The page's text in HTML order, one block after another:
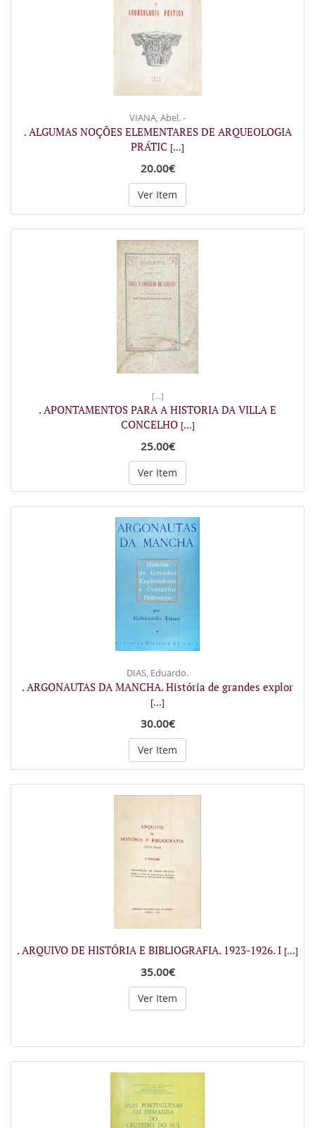
VIANA, Abel. -
. ALGUMAS NOÇÕES ELEMENTARES DE ARQUEOLOGIA
PRÁTIC [...]
20.00€
Ver Item
[...]
. APONTAMENTOS PARA A HISTORIA DA VILLA E
CONCELHO [...]
25.00€
Ver Item
DIAS, Eduardo.
. ARGONAUTAS DA MANCHA. História de grandes explor
[...]
30.00€
Ver Item
. ARQUIVO DE HISTÓRIA E BIBLIOGRAFIA. 1923-1926. I [...]
35.00€
Ver Item